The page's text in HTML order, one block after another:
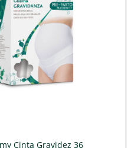
Cinta Gravidez 36